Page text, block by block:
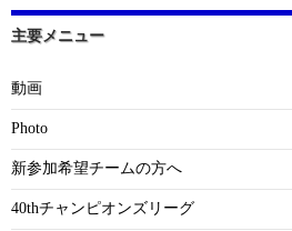
主要メニュー
動画
Photo
新参加希望チームの方へ
40thチャンピオンズリーグ